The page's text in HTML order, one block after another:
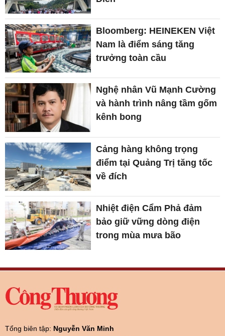
Bloomberg: HEINEKEN Việt
Nam là điểm sáng tăng
trưởng toàn cầu
Nghệ nhân Vũ Mạnh Cường
và hành trình nâng tầm gốm
kênh bong
Cảng hàng không trọng
điểm tại Quảng Trị tăng tốc
về đích
Nhiệt điện Cẩm Phả đảm
bảo giữ vững dòng điện
trong mùa mưa bão
Tổng biên tập: Nguyễn Văn Minh